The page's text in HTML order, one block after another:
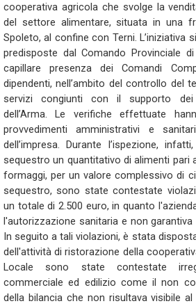
cooperativa agricola che svolge la
del settore alimentare, situata in una
Spoleto, al confine con Terni. L’iniziativa
predisposte dal Comando Provinciale
capillare presenza dei Comandi
dipendenti, nell’ambito del controllo del
servizi congiunti con il supporto
dell’Arma. Le verifiche effettuate
provvedimenti amministrativi e
dell’impresa. Durante l’ispezione,
sequestro un quantitativo di alimenti pari
formaggi, per un valore complessivo di
sequestro, sono state contestate
un totale di 2.500 euro, in quanto
l'autorizzazione sanitaria e non
In seguito a tali violazioni, è stata
dell'attività di ristorazione della
Locale sono state contestate
commerciale ed edilizio come il non
della bilancia che non risultava visibile